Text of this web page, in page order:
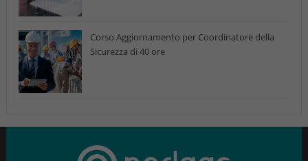
Corso Aggiornamento per Coordinatore della
Sicurezza di 40 ore